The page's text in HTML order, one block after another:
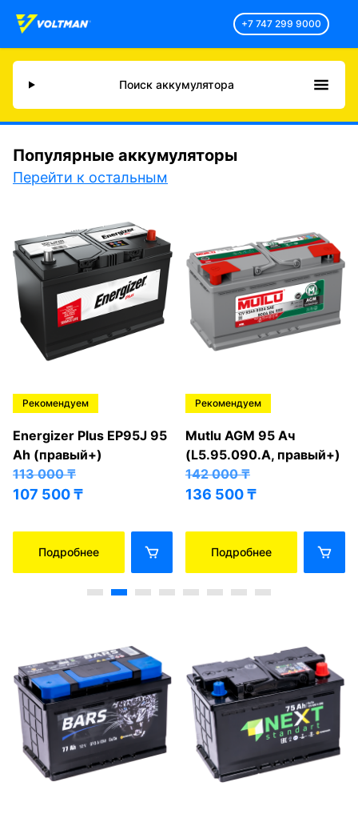
+7 747 299 9000
Поиск аккумулятора
Популярные аккумуляторы
Перейти к остальным
Рекомендуем
Energizer Plus EP95J 95
Ah (правый+)
113 000₸
107 500₸
Подробнее
Рекомендуем
Mutlu AGM 95 Ач
(L5.95.090.A, правый+)
142 000₸
136 500₸
Подробнее